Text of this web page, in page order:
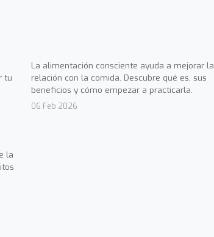
tu
La alimentación consciente ayuda a mejorar la
relación con la comida. Descubre qué es, sus
beneficios y cómo empezar a practicarla.
06 Feb 2026
la